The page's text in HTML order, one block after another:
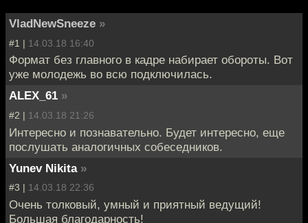
VladNewSneeze »
#1 | 14.03.18 16:40
Формат без главного в кадре набирает обороты. Вот
уже молодежь во всю подключилась.
ALEX_61 »
#2 | 14.03.18 21:26
Интересно и познавательно. Будет интересно, еще
послушать аналогичных собеседников.
Yunev Nikita »
#3 | 14.03.18 22:36
Очень толковый, умный и приятный ведущий!
Большая благодарность!